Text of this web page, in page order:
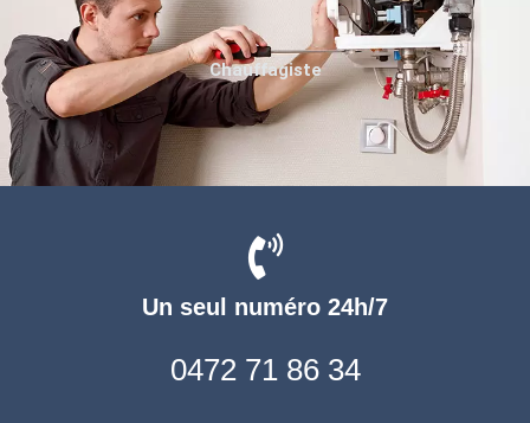
Un seul numéro 24h/7
0472 71 86 34
Chauffagiste